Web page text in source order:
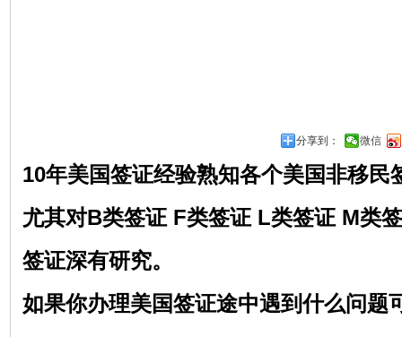
分享到： 微信
10年美国签证经验熟知各个美国非移民
尤其对B类签证 F类签证 L类签证 M类
签证深有研究。
如果你办理美国签证途中遇到什么问题